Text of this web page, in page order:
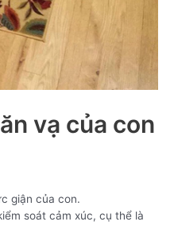
vạ của con
giận của con.
soát cảm xúc, cụ thể là